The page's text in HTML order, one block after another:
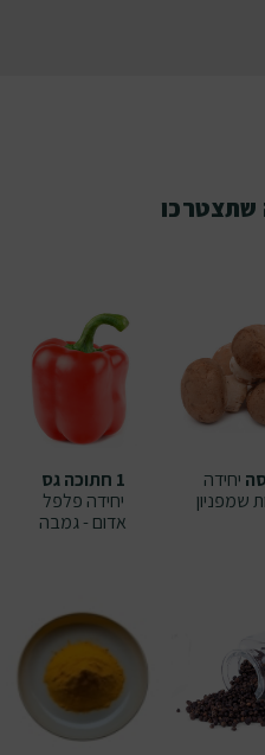
שתצטרכו
יחידה
שמפניון
1 חתוכה גס
יחידה פלפל
אדום - גמבה